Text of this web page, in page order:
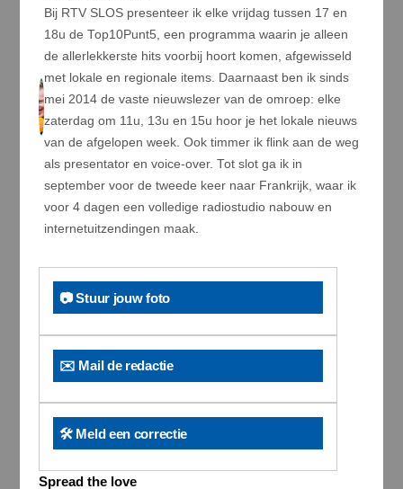
Bij RTV SLOS presenteer ik elke vrijdag tussen 17 en
18u de Top10Punt5, een programma waarin je alleen
de allerlekkerste hits voorbij hoort komen, afgewisseld
met lokale en regionale items. Daarnaast ben ik sinds
mei 2014 de vaste nieuwslezer van de omroep: elke
zaterdag om 11u, 13u en 15u hoor je het lokale nieuws
van de afgelopen week. Ook timmer ik flink aan de weg
als presentator en voice-over. Tot slot ga ik in
september voor de tweede keer naar Frankrijk, waar ik
voor 4 dagen een volledige radiostudio nabouw en
internetuitzendingen maak.
📷 Stuur jouw foto
✉️ Mail de redactie
🛠️ Meld een correctie
Spread the love